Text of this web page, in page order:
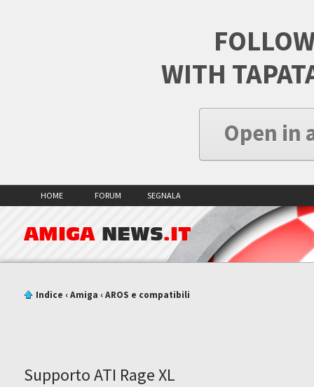
WITH
Open in
HOME FORUM SEGNALA
AMIGA NEWS.IT
Indice ‹Amiga ‹AROS e compatibili
Supporto ATI Rage XL